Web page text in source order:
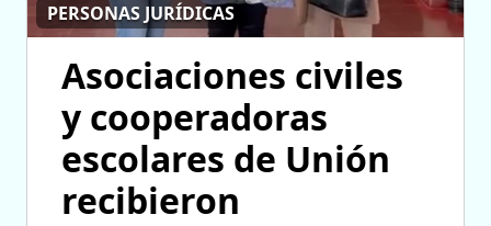
PERSONAS JURÍDICAS
Asociaciones civiles
y cooperadoras
escolares de Unión
recibieron